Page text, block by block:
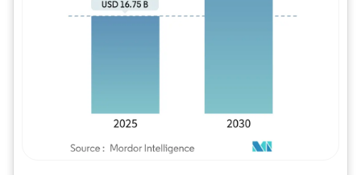
Bild © Mordor Intelligence.